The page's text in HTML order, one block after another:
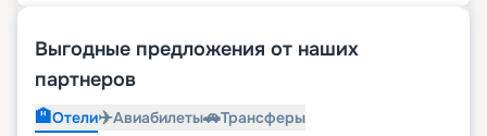
Выгодные предложения от наших
партнеров
🏨Отели✈️Авиабилеты🚗Трансферы